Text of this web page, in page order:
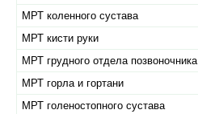
МРТ коленного сустава
МРТ кисти руки
МРТ грудного отдела позвоночника
МРТ горла и гортани
МРТ голеностопного сустава